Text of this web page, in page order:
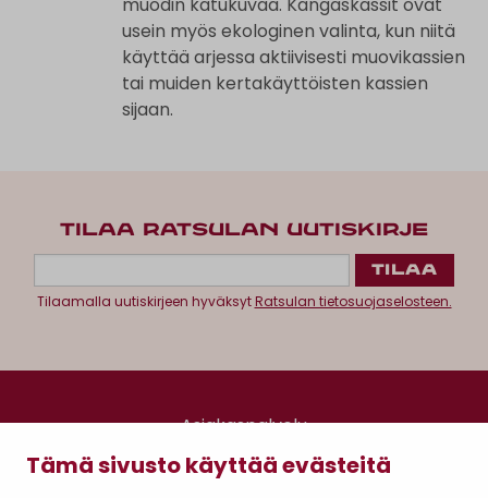
Tämä sivusto käyttää evästeitä
usein myös ekologinen valinta, kun niitä
käyttää arjessa aktiivisesti muovikassien
tai muiden kertakäyttöisten kassien
sijaan.
TILAA RATSULAN UUTISKIRJE
Tilaamalla uutiskirjeen hyväksytRatsulan tietosuojaselosteen.
Asiakaspalvelu
Lahjakortti